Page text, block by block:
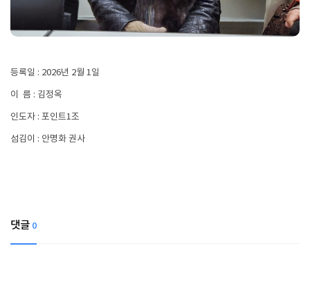
등록일 : 2026년 2월 1일
이 름 : 김정옥
인도자 : 포인트1조
섬김이 : 안명화 권사
댓글 0